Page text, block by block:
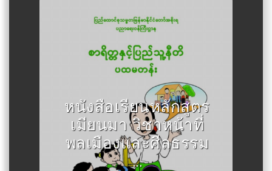
หนังสือเรียนหลักสูตร
เมียนมา วิชาหน้าที่
พลเมืองและศีลธรรม
...
Author :กระทรวงศึกษาธิการเมีย
นมา